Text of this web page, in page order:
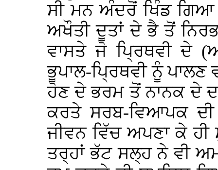
ਸੀ ਮਨ ਅੰਦਰੋਂ ਖਿੰਡ
ਅਖੌਤੀ ਦੂਤਾਂ ਦੇ ਭੈ ਤੋਂ
ਵਾਸਤੇ ਜੋ ਪ੍ਰਿਥਵੀ ਦੇ
ਭੂਪਾਲ-ਪ੍ਰਿਥਵੀ ਨੂੰ
ਹੋਣ ਦੇ ਭਰਮ ਤੋਂ ਨਾਨਕ ਦੇ
ਕਰਤੇ ਸਰਬ-ਵਿਆਪਕ
ਜੀਵਨ ਵਿੱਚ ਅਪਣਾ ਕੇ
ਤਰ੍ਹਾਂ ਭੱਟ ਸਲ੍ਹ ਨੇ ਵੀ